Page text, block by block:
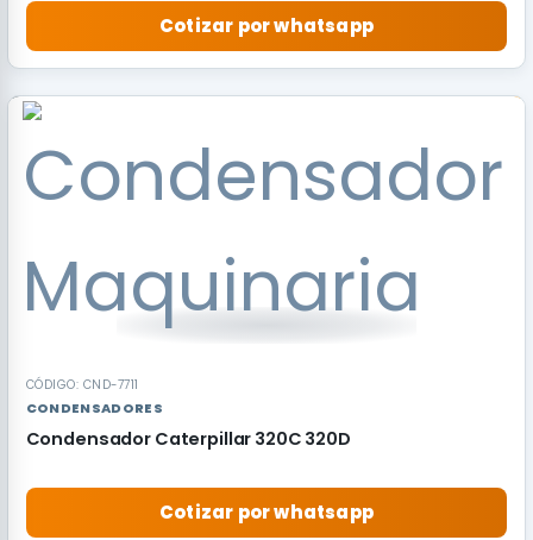
Cotizar por whatsapp
RECOMENDADO
CÓDIGO: CND-7711
CONDENSADORES
Condensador Caterpillar 320C 320D
Cotizar por whatsapp